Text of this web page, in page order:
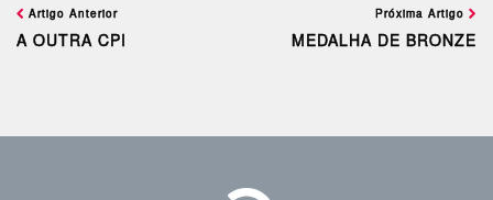
Artigo Anterior
A OUTRA CPI
Próxima Artigo
MEDALHA DE BRONZE